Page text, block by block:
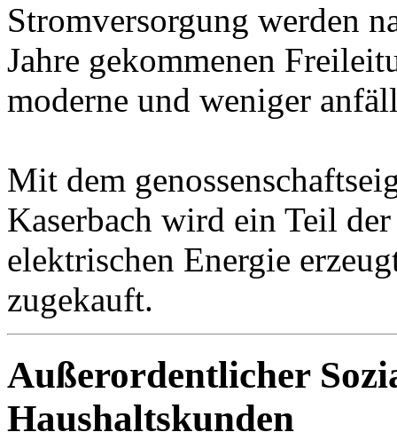
Stromversorgung werden
Jahre gekommenen
moderne und weniger
Mit dem
Kaserbach wird ein Teil
elektrischen Energie
zugekauft.
Außerordentlicher
Haushaltskunden